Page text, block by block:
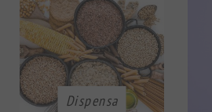
Dispensa